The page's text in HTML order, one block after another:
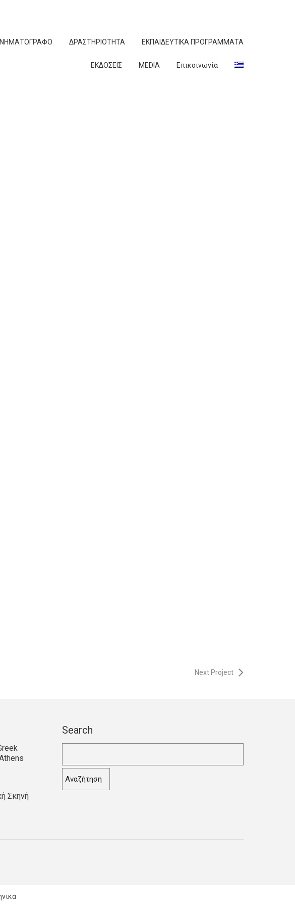
ΔΡΑΣΤΗΡΙΟΤΗΤΑ ΕΚΠΑΙΔΕΥΤΙΚΑ ΠΡΟΓΡΑΜΜΑΤΑ
ΕΚΔΟΣΕΙΣ MEDIA Επικοινωνία
Next Project
Σκηνή
Search